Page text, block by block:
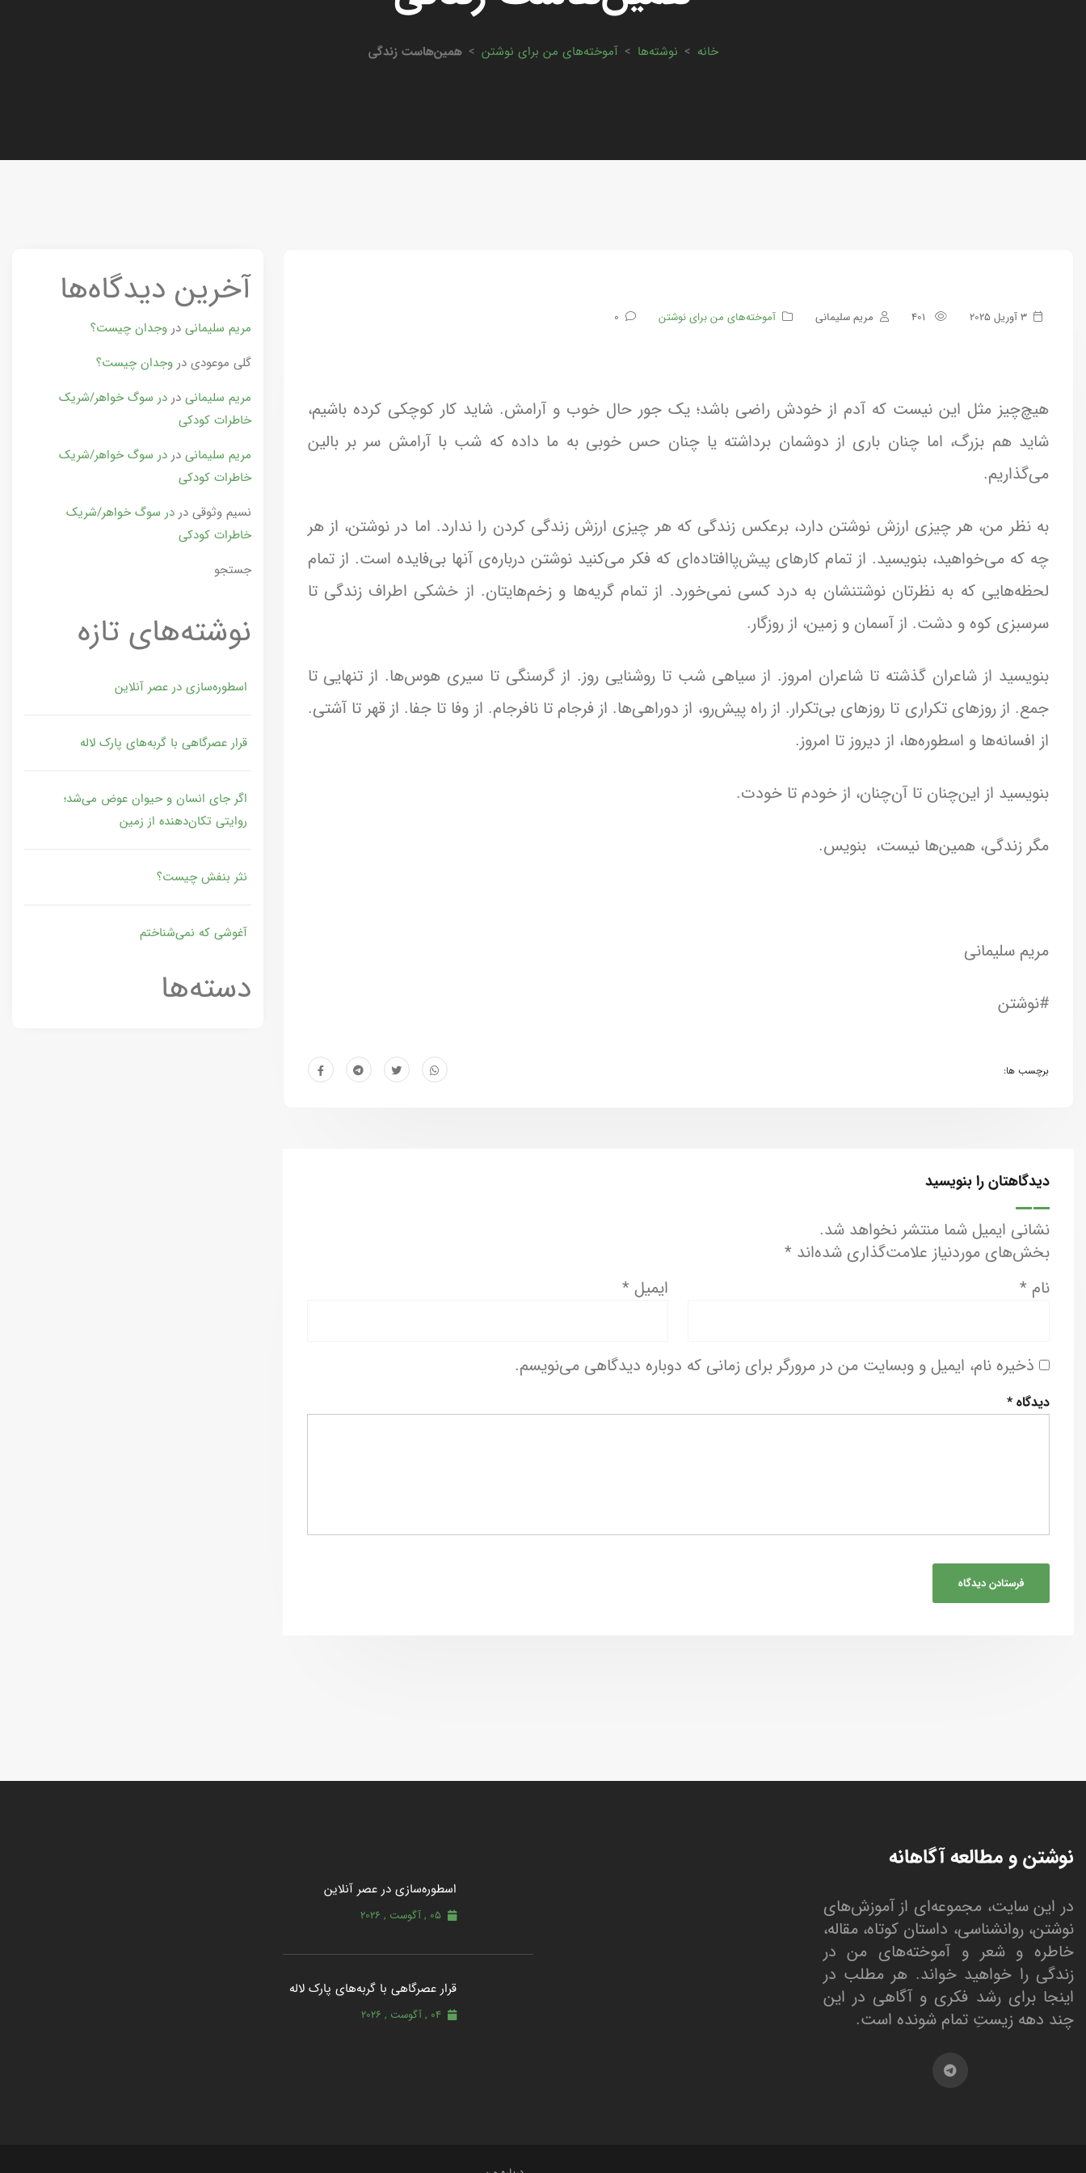
خانه > نوشته‌ها > آموخته‌های من برای نوشتن > همین‌هاست زندگی
3 آوریل 2025 مریم سلیمانی آموخته‌های من برای نوشتن 0
هیچ‌چیز مثل این نیست که آدم از خودش راضی باشد؛ یک جور حال خوب و آرامش. شاید کار کوچکی کرده باشیم،
شاید هم بزرگ، اما چنان باری از دوشمان برداشته یا چنان حس خوبی به ما داده که شب با آرامش سر بر بالین
می‌گذاریم.
به نظر من، هر چیزی ارزش نوشتن دارد، برعکس زندگی که هر چیزی ارزش زندگی کردن را ندارد. اما در نوشتن، از هر
چه که می‌خواهید، بنویسید. از تمام کارهای پیش‌پاافتاده‌ای که فکر می‌کنید نوشتن درباره‌ی آنها بی‌فایده است. از تمام
لحظه‌هایی که به نظرتان نوشتنشان به درد کسی نمی‌خورد. از تمام گریه‌ها و زخم‌هایتان. از خشکی اطراف زندگی تا
سرسبزی کوه و دشت. از آسمان و زمین، از روزگار.
بنویسید از شاعران گذشته تا شاعران امروز. از سیاهی شب تا روشنایی روز. از گرسنگی تا سیری هوس‌ها. از تنهایی تا
جمع. از روزهای تکراری تا روزهای بی‌تکرار. از راه پیش‌رو، از دوراهی‌ها. از فرجام تا نافرجام. از وفا تا جفا. از قهر تا آشتی.
از افسانه‌ها و اسطوره‌ها، از دیروز تا امروز.
بنویسید از این‌چنان تا آن‌چنان، از خودم تا خودت.
مگر زندگی، همین‌ها نیست، بنویس.
مریم سلیمانی
#نوشتن
برچسب ها:
دیدگاهتان را بنویسید
نشانی ایمیل شما منتشر نخواهد شد.
بخش‌های موردنیاز علامت‌گذاری شده‌اند *
نام * ایمیل *
ذخیره نام، ایمیل و وبسایت من در مرورگر برای زمانی که دوباره دیدگاهی می‌نویسم.
دیدگاه*
آخرین دیدگاه‌ها
مریم سلیمانی دروجدان چیست؟
گلی موعودی دروجدان چیست؟
مریم سلیمانی دردر سوگ خواهر/شریک
خاطرات کودکی
مریم سلیمانی دردر سوگ خواهر/شریک
خاطرات کودکی
نسیم وثوقی دردر سوگ خواهر/شریک
خاطرات کودکی
جستجو
نوشته‌های تازه
اسطوره‌سازی در عصر آنلاین
قرار عصرگاهی با گربه‌های پارک لاله
اگر جای انسان و حیوان عوض می‌شد؛
روایتی تکان‌دهنده از زمین
نثر بنفش چیست؟
آغوشی که نمی‌شناختم
دسته‌ها
نوشتن و مطالعه آگاهانه
در این سایت، مجموعه‌ای از آموزش‌های
نوشتن، روانشناسی، داستان کوتاه، مقاله،
خاطره و شعر و آموخته‌های من در
زندگی را خواهید خواند. هر مطلب در
اینجا برای رشد فکری و آگاهی در این
چند دهه زیستِ تمام شونده است.
اسطوره‌سازی در عصر آنلاین
05 , آگوست , 2026
قرار عصرگاهی با گربه‌های پارک لاله
04 , آگوست , 2026